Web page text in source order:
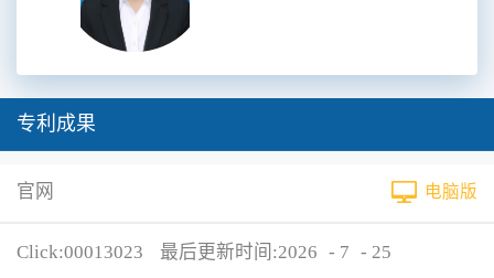
专利成果
官网 电脑版
Click:00013023 最后更新时间:2026 - 7 - 25